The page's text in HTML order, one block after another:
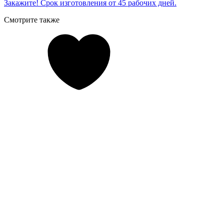
Закажите! Срок изготовления от 45 рабочих дней.
Смотрите также